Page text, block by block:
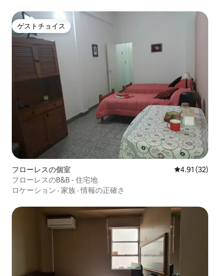
ゲストチョイス
ゲストチョイス
フローレスの個室 レビュー32
4.91 (32)
フローレスのB&B - 住宅地
ロケーション · 家族 ·情報の正確さ